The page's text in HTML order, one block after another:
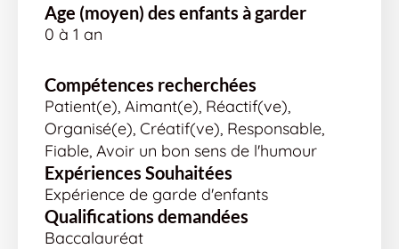
Age (moyen) des enfants à garder
0 à 1 an
Compétences recherchées
Patient(e), Aimant(e), Réactif(ve),
Organisé(e), Créatif(ve), Responsable,
Fiable, Avoir un bon sens de l'humour
Expériences Souhaitées
Expérience de garde d'enfants
Qualifications demandées
Baccalauréat